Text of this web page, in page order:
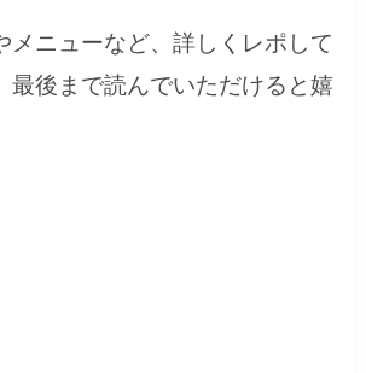
メニューなど、詳しくレポして
最後まで読んでいただけると嬉